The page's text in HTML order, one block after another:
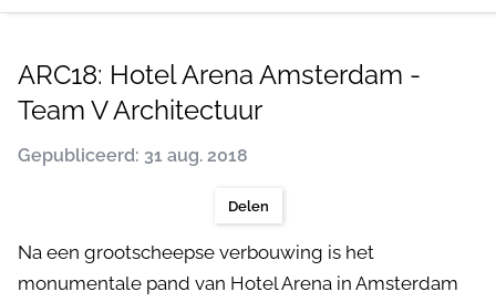
ARC18: Hotel Arena Amsterdam -
Team V Architectuur
Gepubliceerd: 31 aug. 2018
Delen
Na een grootscheepse verbouwing is het
monumentale pand van Hotel Arena in Amsterdam